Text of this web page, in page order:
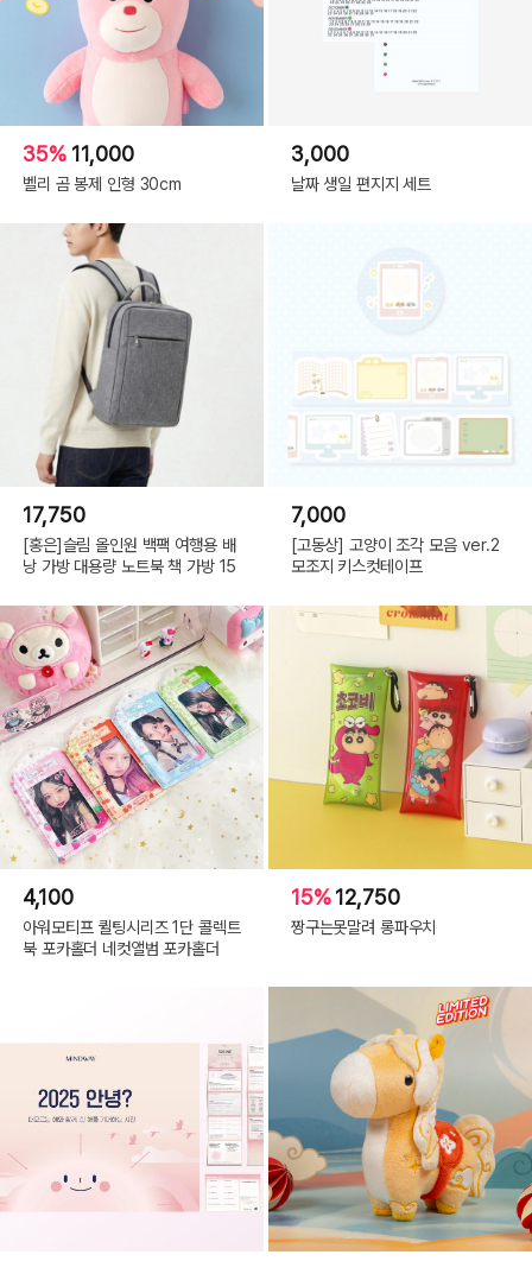
35% 11,000
벨리 곰 봉제 인형 30cm
3,000
날짜 생일 편지지 세트
17,750
[홍은]슬림 올인원 백팩 여행용 배
낭 가방 대용량 노트북 책 가방 15
7,000
[고동상] 고양이 조각 모음 ver.2
모조지 키스컷테이프
4,100
아워모티프 퀼팅시리즈 1단 콜렉트
북 포카홀더 네컷앨범 포카홀더
15%12,750
짱구는못말려 롱파우치